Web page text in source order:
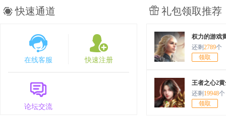
7月31日10:00
7月30日10:00 1568服
7月25日12:00 574服
7月24日15:00
7月24日10:00
快速通道
在线客服 快速注册
论坛交流
礼包领取推荐
权力的游戏
还剩2789个
领取
王者之心2
还剩19948个
领取